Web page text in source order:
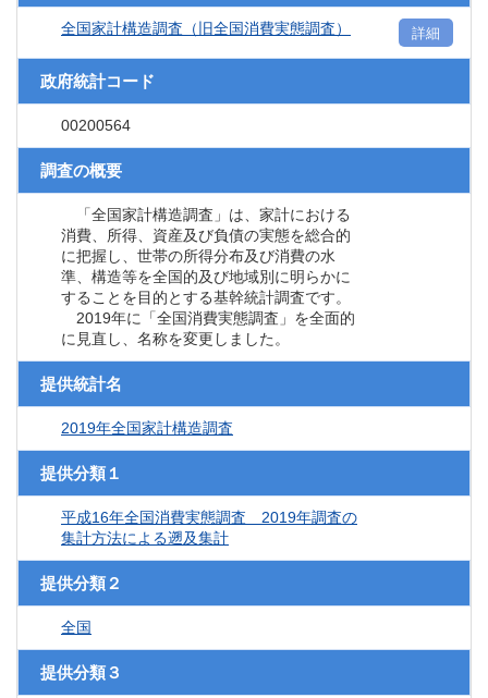
全国家計構造調査（旧全国消費実態調査） 詳細
政府統計コード
00200564
調査の概要
「全国家計構造調査」は、家計における
消費、所得、資産及び負債の実態を総合的
に把握し、世帯の所得分布及び消費の水
準、構造等を全国的及び地域別に明らかに
することを目的とする基幹統計調査です。
2019年に「全国消費実態調査」を全面的
に見直し、名称を変更しました。
提供統計名
2019年全国家計構造調査
提供分類１
平成16年全国消費実態調査 2019年調査の
集計方法による遡及集計
提供分類２
全国
提供分類３